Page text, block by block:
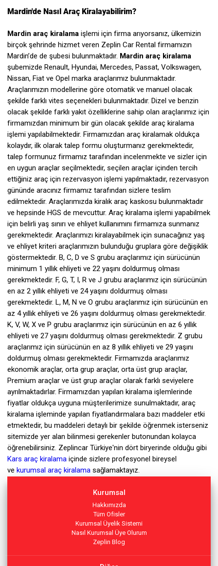
Mardin'de Nasıl Araç Kiralayabilirim?
Mardin araç kiralama işlemi için firma arıyorsanız, ülkemizin
birçok şehrinde hizmet veren Zeplin Car Rental firmamızın
Mardin’de de şubesi bulunmaktadır. Mardin araç kiralama
şubemizde Renault, Hyundai, Mercedes, Passat, Volkswagen,
Nissan, Fiat ve Opel marka araçlarımız bulunmaktadır.
Araçlarımızın modellerine göre otomatik ve manuel olacak
şekilde farklı vites seçenekleri bulunmaktadır. Dizel ve benzin
olacak şekilde farklı yakıt özelliklerine sahip olan araçlarımız için
firmamızdan minimum bir gün olacak şekilde araç kiralama
işlemi yapılabilmektedir. Firmamızdan araç kiralamak oldukça
kolaydır, ilk olarak talep formu oluşturmanız gerekmektedir,
talep formunuz firmamız tarafından incelenmekte ve sizler için
en uygun araçlar seçilmektedir, seçilen araçlar içinden tercih
ettiğiniz araç için rezervasyon işlemi yapılmaktadır, rezervasyon
gününde aracınız firmamız tarafından sizlere teslim
edilmektedir. Araçlarımızda kiralık araç kaskosu bulunmaktadır
ve hepsinde HGS de mevcuttur. Araç kiralama işlemi yapabilmek
için belirli yaş sınırı ve ehliyet kullanımını firmamıza sunmanız
gerekmektedir. Araçlarımızı kiralayabilmek için sunacağınız yaş
ve ehliyet kriteri araçlarımızın bulunduğu gruplara göre değişiklik
göstermektedir. B, C, D ve S grubu araçlarımız için sürücünün
minimum 1 yıllık ehliyeti ve 22 yaşını doldurmuş olması
gerekmektedir. F, G, T, I, R ve J grubu araçlarımız için sürücünün
en az 2 yıllık ehliyeti ve 24 yaşını doldurmuş olması
gerekmektedir. L, M, N ve O grubu araçlarımız için sürücünün en
az 4 yıllık ehliyeti ve 26 yaşını doldurmuş olması gerekmektedir.
K, V, W, X ve P grubu araçlarımız için sürücünün en az 6 yıllık
ehliyeti ve 27 yaşını doldurmuş olması gerekmektedir. Z grubu
araçlarımız için sürücünün en az 8 yıllık ehliyeti ve 29 yaşını
doldurmuş olması gerekmektedir. Firmamızda araçlarımız
ekonomik araçlar, orta grup araçlar, orta üst grup araçlar,
Premium araçlar ve üst grup araçlar olarak farklı seviyelere
ayrılmaktadırlar. Firmamızdan yapılan kiralama işlemlerinde
fiyatlar oldukça uyguna müşterilerimize sunulmaktadır, araç
kiralama işleminde yapılan fiyatlandırmalara bazı maddeler etki
etmektedir, bu maddeleri detaylı bir şekilde öğrenmek isterseniz
sitemizde yer alan bilinmesi gerekenler butonundan kolayca
öğrenebilirsiniz. Zeplincar Türkiye'nin dört biryerinde olduğu gibi
Kars araç kiralama içinde sizlere profesyonel bireysel
ve kurumsal araç kiralama sağlamaktayız.
Kurumsal
Hakkımızda
Tüm Ofisler
Kurumsal Üyelik Sistemi
Nasıl Kurumsal Üye Olurum
Zeplin Blog